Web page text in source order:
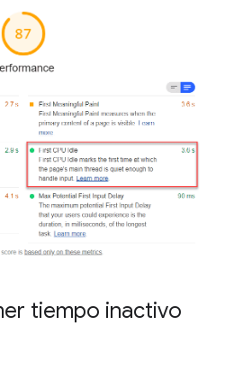
tiempo inactivo